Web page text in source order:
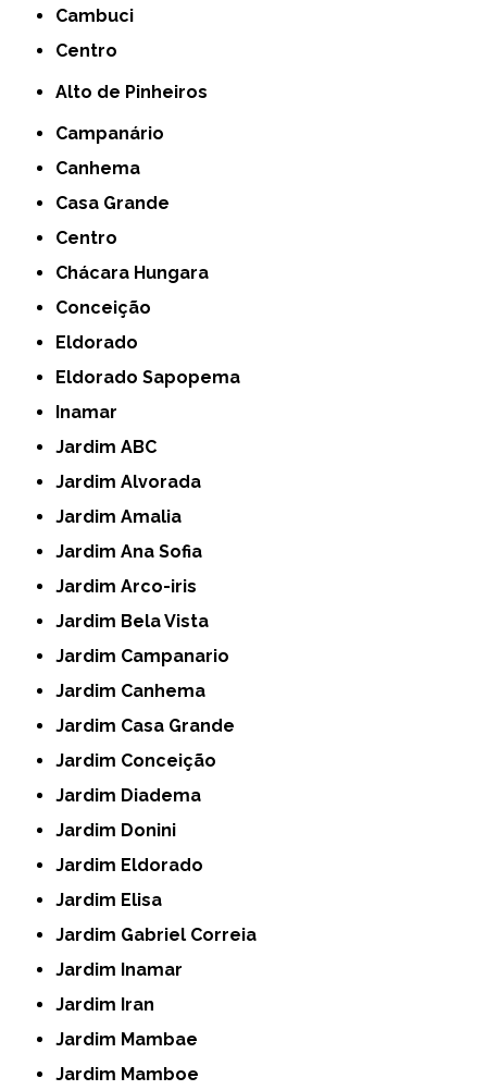
Cambuci
Centro
Alto de Pinheiros
Campanário
Canhema
Casa Grande
Centro
Chácara Hungara
Conceição
Eldorado
Eldorado Sapopema
Inamar
Jardim ABC
Jardim Alvorada
Jardim Amalia
Jardim Ana Sofia
Jardim Arco-iris
Jardim Bela Vista
Jardim Campanario
Jardim Canhema
Jardim Casa Grande
Jardim Conceição
Jardim Diadema
Jardim Donini
Jardim Eldorado
Jardim Elisa
Jardim Gabriel Correia
Jardim Inamar
Jardim Iran
Jardim Mambae
Jardim Mamboe